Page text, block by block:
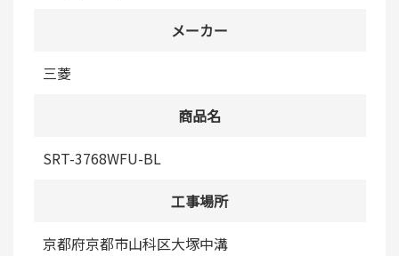
メーカー
三菱
商品名
SRT-3768WFU-BL
工事場所
京都府京都市山科区大塚中溝